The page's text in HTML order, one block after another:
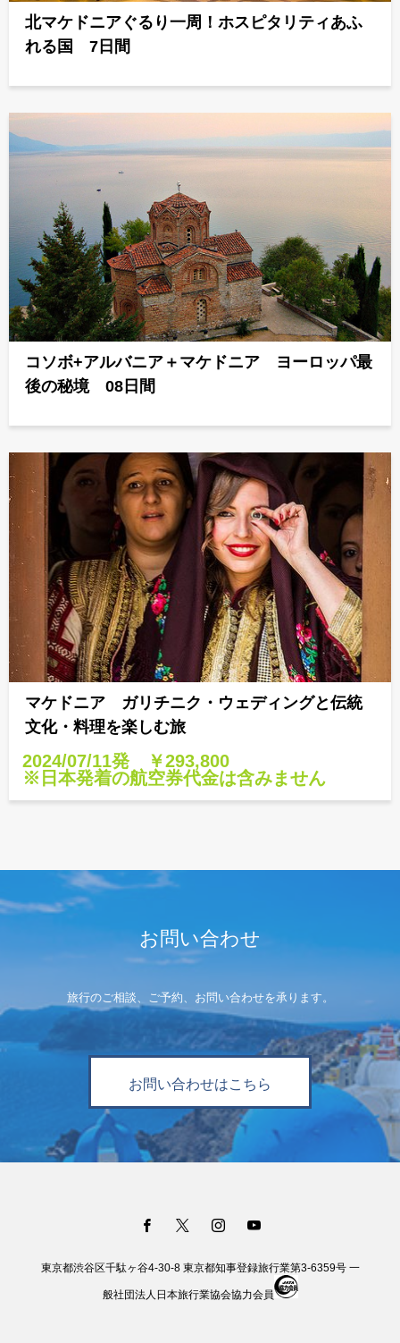
北マケドニアぐるり一周！ホスピタリティあふ
れる国 7日間
コソボ+アルバニア＋マケドニア ヨーロッパ最
後の秘境 08日間
マケドニア ガリチニク・ウェディングと伝統
文化・料理を楽しむ旅
2024/07/11発 ￥293,800
※日本発着の航空券代金は含みません
お問い合わせ
旅行のご相談、ご予約、お問い合わせを承ります。
お問い合わせはこちら
東京都渋谷区千駄ヶ谷4-30-8 東京都知事登録旅行業第3-6359号 一
般社団法人日本旅行業協会協力会員